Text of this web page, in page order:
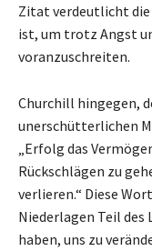
Zitat verdeutlicht
ist, um trotz Angst
voranzuschreiten.
Churchill hingegen,
unerschütterlichen
„Erfolg das
Rückschlägen zu
verlieren.“ Diese
Niederlagen Teil des
haben, uns zu